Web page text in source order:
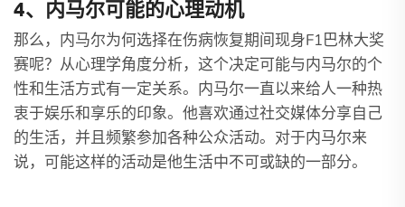
4、内马尔可能的心理动机
那么，内马尔为何选择在伤病恢复期间现身F1巴林大奖
赛呢？从心理学角度分析，这个决定可能与内马尔的个
性和生活方式有一定关系。内马尔一直以来给人一种热
衷于娱乐和享乐的印象。他喜欢通过社交媒体分享自己
的生活，并且频繁参加各种公众活动。对于内马尔来
说，可能这样的活动是他生活中不可或缺的一部分。